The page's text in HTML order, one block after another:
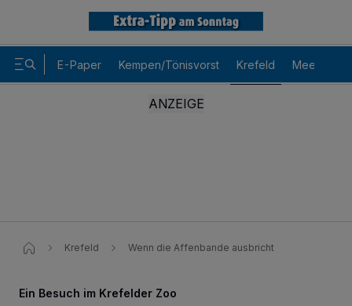
E-Paper Kempen/Tönisvorst Krefeld Meerbusch
Krefeld Wenn die Affenbande ausbricht
Ein Besuch im Krefelder Zoo